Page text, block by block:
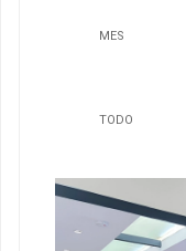
MES
TODO